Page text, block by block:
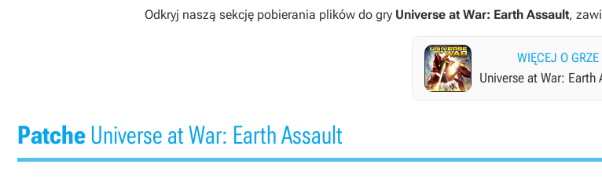
Odkryj naszą sekcję pobierania plików do gry Universe at War: Earth Assault,
WIĘCEJ O GRZE
Universe at War: Earth
PatcheUniverse at War: Earth Assault